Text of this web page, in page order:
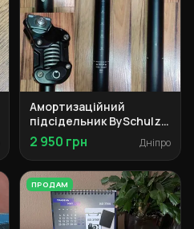
Амортизаційний
підсідельник BySchulz
G.2 30.9
2 950 грн Дніпро
ПРОДАМ